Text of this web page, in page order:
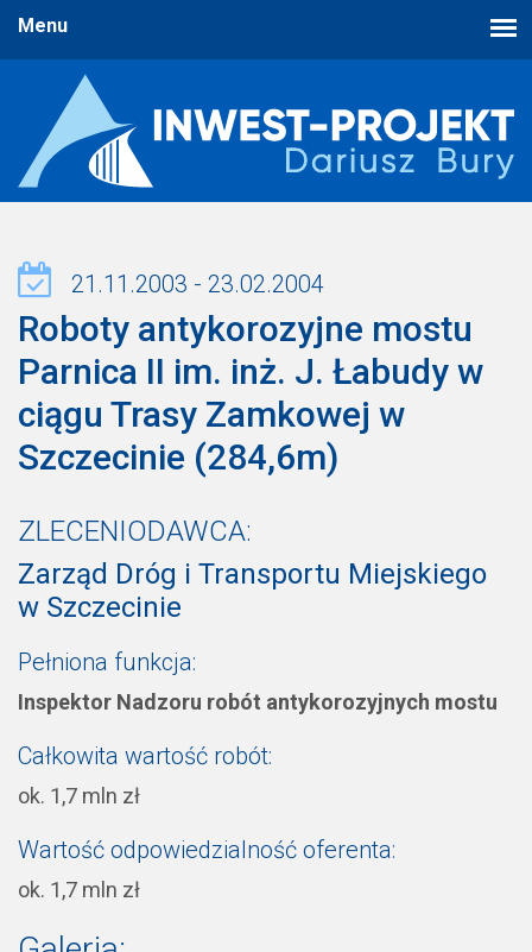
21.11.2003 - 23.02.2004
Roboty antykorozyjne mostu
Parnica II im. inż. J. Łabudy w
ciągu Trasy Zamkowej w
Szczecinie (284,6m)
ZLECENIODAWCA:
Zarząd Dróg i Transportu Miejskiego
w Szczecinie
Pełniona funkcja:
Inspektor Nadzoru robót antykorozyjnych mostu
Całkowita wartość robót:
ok. 1,7 mln zł
Wartość odpowiedzialność oferenta:
ok. 1,7 mln zł